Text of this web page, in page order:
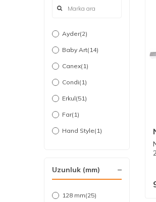
Ayder(2)
Baby Art(14)
Canex(1)
Condi(1)
Erkul(51)
Far(1)
Hand Style(1)
Nobel(49)
Sablonint(1)
Uzunluk (mm)
128 mm(25)